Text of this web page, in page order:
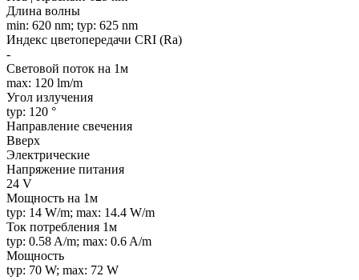
Длина волны
min: 620 nm; typ: 625 nm
Индекс цветопередачи CRI (Ra)
-
Световой поток на 1м
max: 120 lm/m
Угол излучения
typ: 120 °
Направление свечения
Вверх
Электрические
Напряжение питания
24 V
Мощность на 1м
typ: 14 W/m; max: 14.4 W/m
Ток потребления 1м
typ: 0.58 A/m; max: 0.6 A/m
Мощность
typ: 70 W; max: 72 W